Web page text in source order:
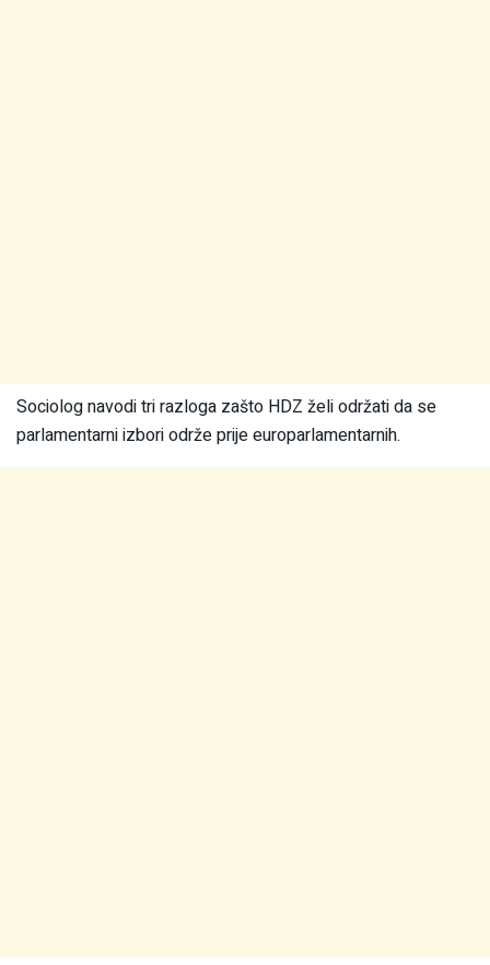
Sociolog navodi tri razloga zašto HDZ želi održati da se
parlamentarni izbori održe prije europarlamentarnih.